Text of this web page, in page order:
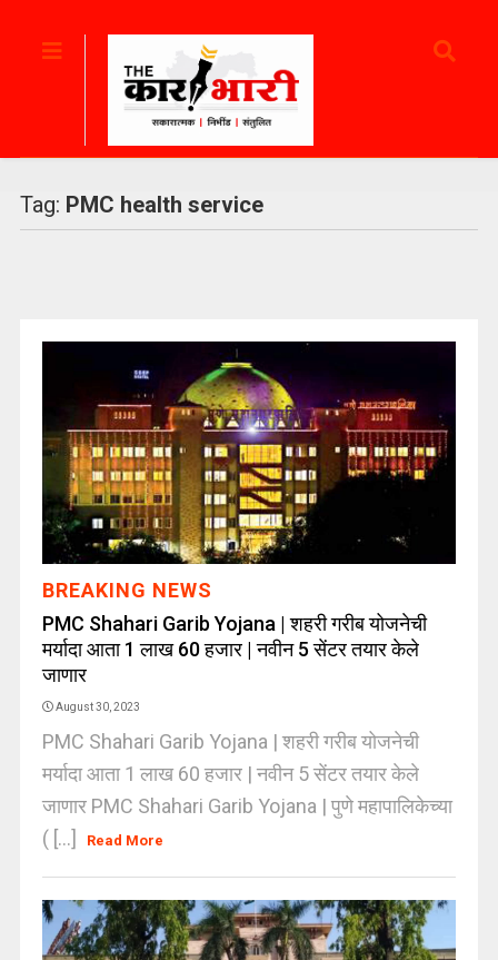
Tag: PMC health service
BREAKING NEWS
PMC Shahari Garib Yojana | शहरी गरीब योजनेची
मर्यादा आता 1 लाख 60 हजार | नवीन 5 सेंटर तयार केले
जाणार
August 30, 2023
PMC Shahari Garib Yojana | शहरी गरीब योजनेची
मर्यादा आता 1 लाख 60 हजार | नवीन 5 सेंटर तयार केले
जाणार PMC Shahari Garib Yojana | पुणे महापालिकेच्या
( [...]
Read More